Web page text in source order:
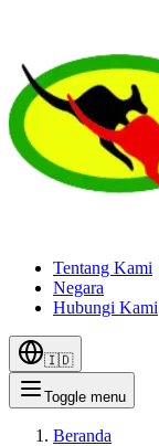
Tentang Kami
Negara
Hubungi Kami
🇮🇩
Toggle menu
Beranda